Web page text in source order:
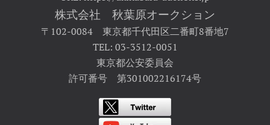
株式会社 秋葉原オークション
〒102-0084 東京都千代田区二番町8番地7
TEL: 03-3512-0051
東京都公安委員会
許可番号 第301002216174号